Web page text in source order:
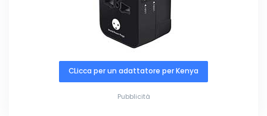
CLicca per un adattatore per Kenya
Pubblicità